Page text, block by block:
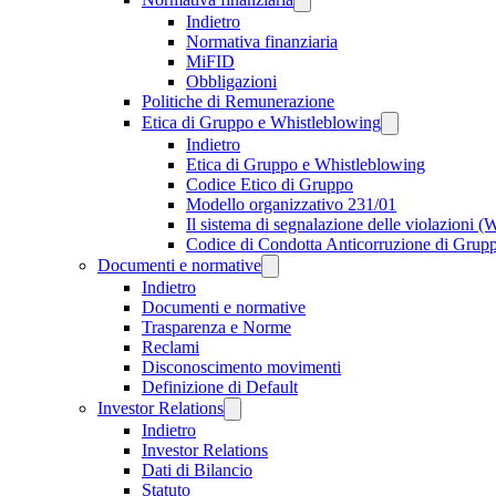
Indietro
Normativa finanziaria
MiFID
Obbligazioni
Politiche di Remunerazione
Etica di Gruppo e Whistleblowing
Indietro
Etica di Gruppo e Whistleblowing
Codice Etico di Gruppo
Modello organizzativo 231/01
Il sistema di segnalazione delle violazioni
Codice di Condotta Anticorruzione di
Documenti e normative
Indietro
Documenti e normative
Trasparenza e Norme
Reclami
Disconoscimento movimenti
Definizione di Default
Investor Relations
Indietro
Investor Relations
Dati di Bilancio
Statuto